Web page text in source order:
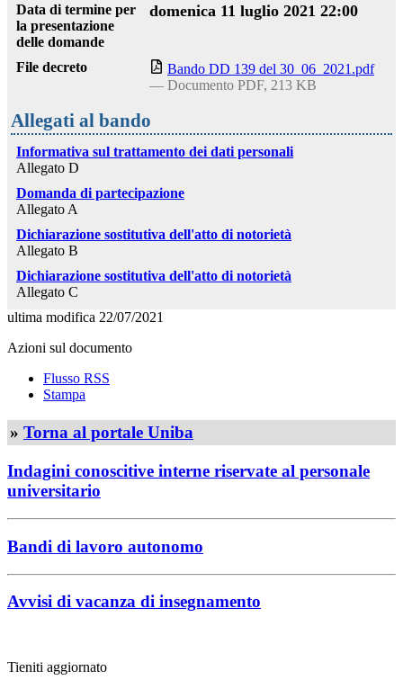
Data di termine per
la presentazione
delle domande
domenica 11 luglio 2021 22:00
File decreto
Bando DD 139 del 30_06_2021.pdf
— Documento PDF, 213 KB
Allegati al bando
Informativa sul trattamento dei dati personali
Allegato D
Domanda di partecipazione
Allegato A
Dichiarazione sostitutiva dell'atto di notorietà
Allegato B
Dichiarazione sostitutiva dell'atto di notorietà
Allegato C
ultima modifica 22/07/2021
Azioni sul documento
Flusso RSS
Stampa
» Torna al portale Uniba
Indagini conoscitive interne riservate al personale
universitario
Bandi di lavoro autonomo
Avvisi di vacanza di insegnamento
Tieniti aggiornato